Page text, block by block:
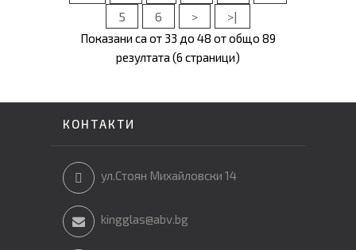
5
6 > >|
Показани са от 33 до 48 от общо 89
резултата (6 страници)
КОНТАКТИ
ул.Стоян Михайловски 14
kingglas@abv.bg